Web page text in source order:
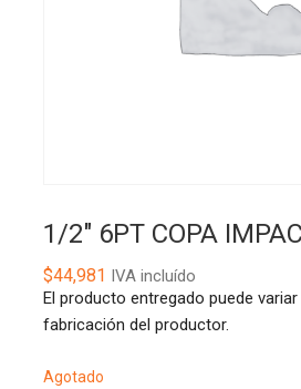
1/2″ 6PT COPA
$44,981 IVA incluído
El producto entregado puede
fabricación del productor.
Agotado